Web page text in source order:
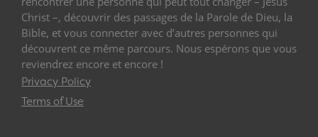
Christ –, découvrir des passages de la Parole de Dieu, la
Bible, et vous connecter avec d’autres personnes qui
découvrent ce même parcours. Nous espérons que vous
reviendrez encore et encore !
Privacy Policy
Terms of Use